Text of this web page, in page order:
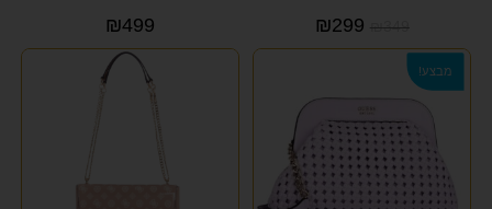
₪349
₪299
₪499
מבצע!